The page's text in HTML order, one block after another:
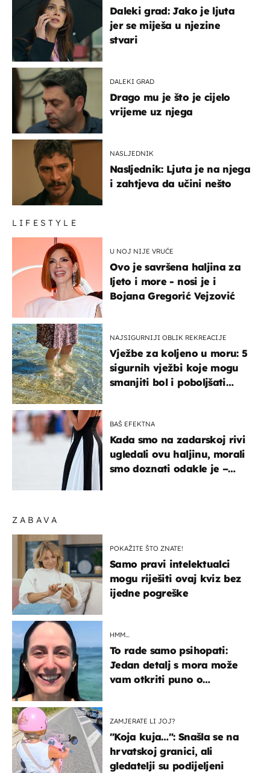
ZABAVA
POKAŽITE ŠTO ZNATE!
Samo pravi intelektualci
mogu riješiti ovaj kviz bez
ijedne pogreške
HMM…
To rade samo psihopati:
Jedan detalj s mora može
vam otkriti puno o
ZAMJERATE LI JOJ?
"Koja kuja…": Snašla se na
hrvatskoj granici, ali
gledatelji su podijeljeni
Daleki grad: Jako je ljuta
jer se miješa u njezine
stvari
DALEKI GRAD
Drago mu je što je cijelo
vrijeme uz njega
NASLJEDNIK
Nasljednik: Ljuta je na njega
i zahtjeva da učini nešto
LIFESTYLE
U NOJ NIJE VRUĆE
Ovo je savršena haljina za
ljeto i more - nosi je i
Bojana Gregorić Vejzović
NAJSIGURNIJI OBLIK REKREACIJE
Vježbe za koljeno u moru: 5
sigurnih vježbi koje mogu
smanjiti bol i poboljšati
BAŠ EFEKTNA
Kada smo na zadarskoj rivi
ugledali ovu haljinu, morali
smo doznati odakle je –